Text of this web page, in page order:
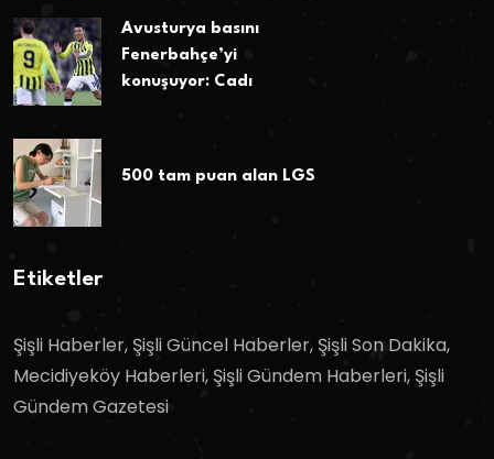
Avusturya basını
Fenerbahçe’yi
konuşuyor: Cadı
500 tam puan alan LGS
Etiketler
Şişli Haberler, Şişli Güncel Haberler, Şişli Son Dakika,
Mecidiyeköy Haberleri, Şişli Gündem Haberleri, Şişli
Gündem Gazetesi